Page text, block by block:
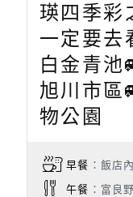
瑛四季彩
一定要去
白金青池
旭川市區
物公園
早餐 ：飯店
午餐 ：富良